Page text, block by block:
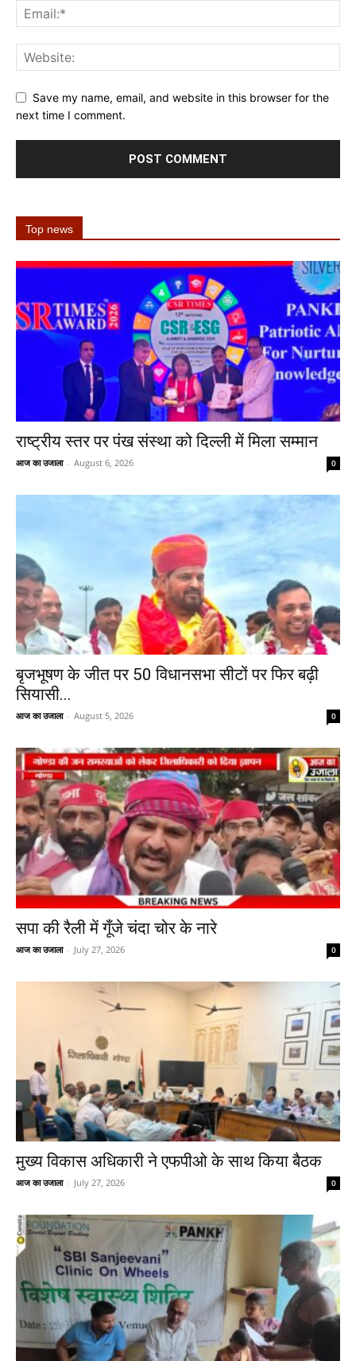
Save my name, email, and website in this browser for the
next time I comment.
Top news
राष्ट्रीय स्तर पर पंख संस्था को दिल्ली में मिला सम्मान
आज का उजाला - August 6, 2026 0
बृजभूषण के जीत पर 50 विधानसभा सीटों पर फिर बढ़ी
सियासी...
आज का उजाला - August 5, 2026 0
सपा की रैली में गूँजे चंदा चोर के नारे
आज का उजाला - July 27, 2026 0
मुख्य विकास अधिकारी ने एफपीओ के साथ किया बैठक
आज का उजाला - July 27, 2026 0